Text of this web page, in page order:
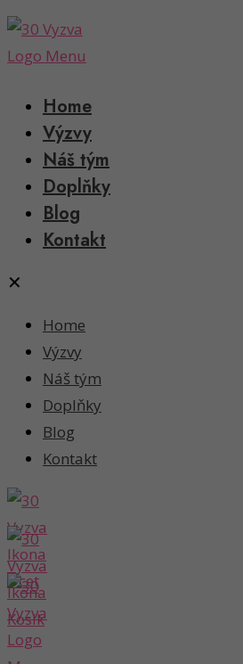
Home
Výzvy
Náš tým
Doplňky
Blog
Kontakt
✕
Home
Výzvy
Náš tým
Doplňky
Blog
Kontakt